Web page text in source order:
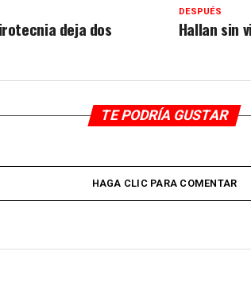
DESPUÉS
Hallan sin
deja dos
TE PODRÍA GUSTAR
HAGA CLIC PARA COMENTAR